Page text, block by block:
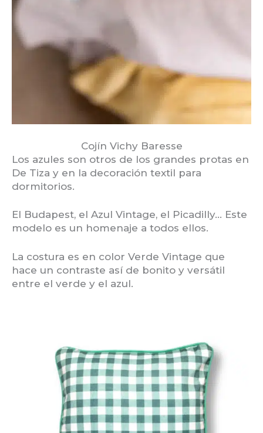
Cojín Vichy Baresse
Los azules son otros de los grandes protas en
De Tiza y en la decoración textil para
dormitorios.
El Budapest, el Azul Vintage, el Picadilly… Este
modelo es un homenaje a todos ellos.
La costura es en color Verde Vintage que
hace un contraste así de bonito y versátil
entre el verde y el azul.